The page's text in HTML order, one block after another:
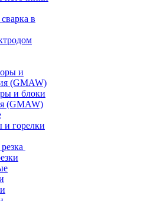
в
и
(GMAW)
и блоки
(GMAW)
и горелки